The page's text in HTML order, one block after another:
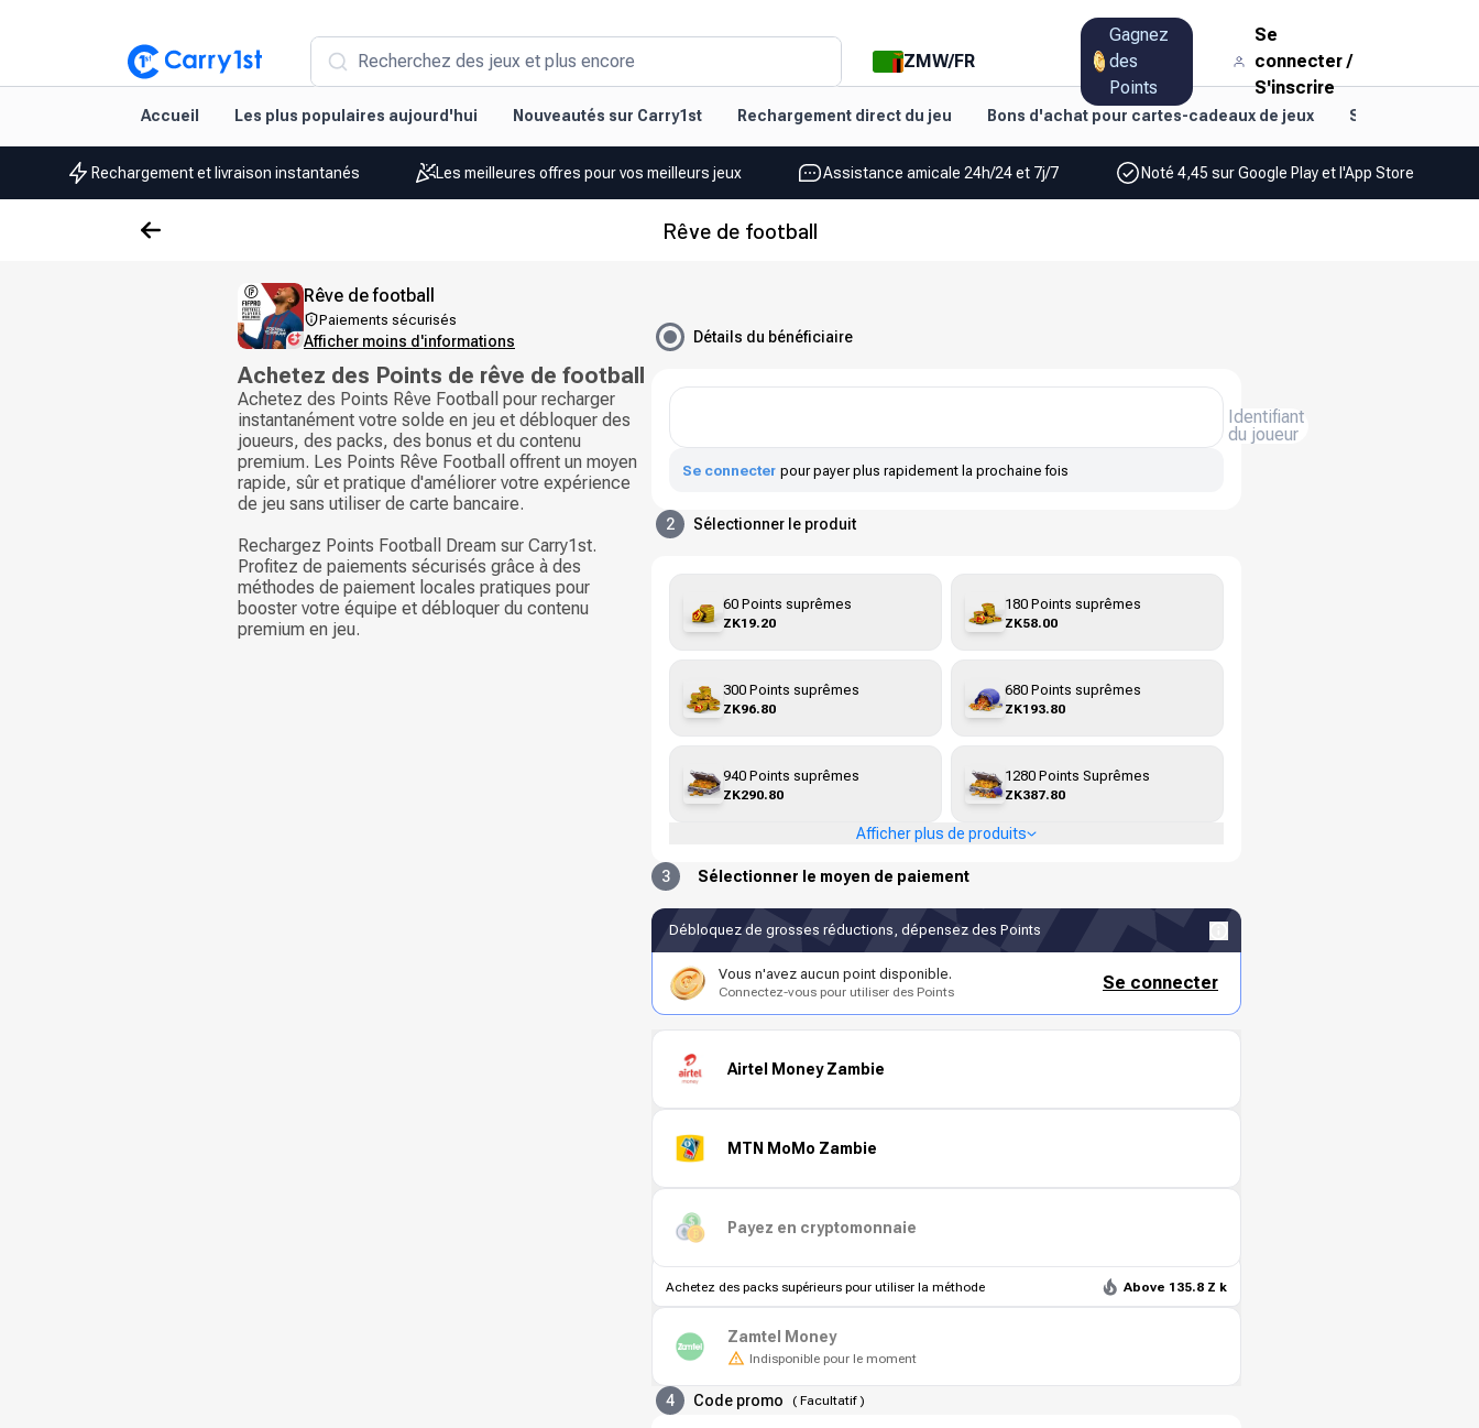
Recherchez des jeux et plus encore ZMW/FR
Gagnez
des
Points
Se
connecter/
S'inscrire
Accueil Les plus populaires aujourd'hui Nouveautés sur Carry1st Rechargement direct du jeu Bons d'achat pour cartes-cadeaux de jeux Style de vie et
Rechargement et livraison instantanés Les meilleures offres pour vos meilleurs jeux Assistance amicale 24h/24 et 7j/7 Noté 4,45 sur Google Play et l'App Store
Rêve de football
Rêve de football
Paiements sécurisés
Afficher moins d'informations
Achetez des Points de rêve de football
Achetez des Points Rêve Football pour recharger
instantanément votre solde en jeu et débloquer des
joueurs, des packs, des bonus et du contenu
premium. Les Points Rêve Football offrent un moyen
rapide, sûr et pratique d'améliorer votre expérience
de jeu sans utiliser de carte bancaire.
Rechargez Points Football Dream sur Carry1st.
Profitez de paiements sécurisés grâce à des
méthodes de paiement locales pratiques pour
booster votre équipe et débloquer du contenu
premium en jeu.
Détails du bénéficiaire
Identifiant
du joueur
Se connecter pour payer plus rapidement la prochaine fois
2 Sélectionner le produit
60 Points suprêmes
ZK19.20
180 Points suprêmes
ZK58.00
300 Points suprêmes
ZK96.80
680 Points suprêmes
ZK193.80
940 Points suprêmes
ZK290.80
1280 Points Suprêmes
ZK387.80
Afficher plus de produits
3 Sélectionner le moyen de paiement
Débloquez de grosses réductions, dépensez des Points
Vous n'avez aucun point disponible.
Connectez-vous pour utiliser des Points Se connecter
Airtel Money Zambie
MTN MoMo Zambie
Payez en cryptomonnaie
Achetez des packs supérieurs pour utiliser la méthode Above 135.8 Z k
Zamtel Money
Indisponible pour le moment
4 Code promo ( Facultatif)